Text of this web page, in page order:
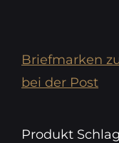
Briefmarken
bei der Post
Produkt